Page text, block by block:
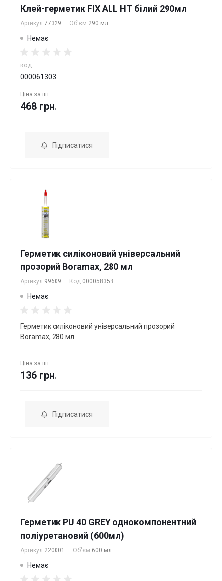
Клей-герметик FIX ALL HT білий 290мл
Артикул 77329 Об'єм 290 мл
Немає
КОД
000061303
Ціна за шт
468 грн.
Підписатися
Герметик силіконовий універсальний
прозорий Boramax, 280 мл
Артикул 99609 Код 000058358
Немає
Герметик силіконовий універсальний прозорий
Boramax, 280 мл
Ціна за шт
136 грн.
Підписатися
Герметик PU 40 GREY однокомпонентний
поліуретановий (600мл)
Артикул 220001 Об'єм 600 мл
Немає